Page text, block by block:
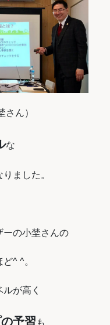
さん）
な
ました。
ーの小埜さんの
^ ^。
が高く
予習 も